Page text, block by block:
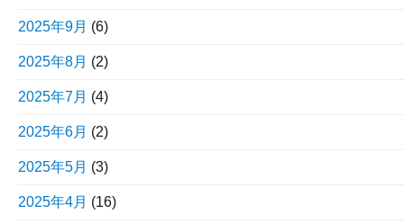
2025年9月 (6)
2025年8月 (2)
2025年7月 (4)
2025年6月 (2)
2025年5月 (3)
2025年4月 (16)